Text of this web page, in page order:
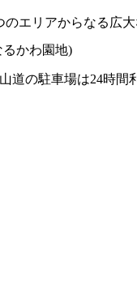
エリアからなる広
かわ園地)
道の駐車場は24時間